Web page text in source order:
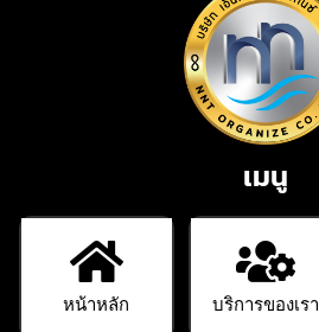
เมนู
หน้าหลัก บริการของเรา